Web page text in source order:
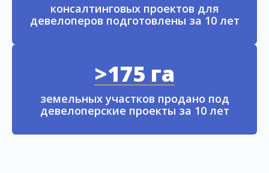
консалтинговых проектов для
девелоперов подготовлены за 10 лет
>175 га
земельных участков продано под
девелоперские проекты за 10 лет